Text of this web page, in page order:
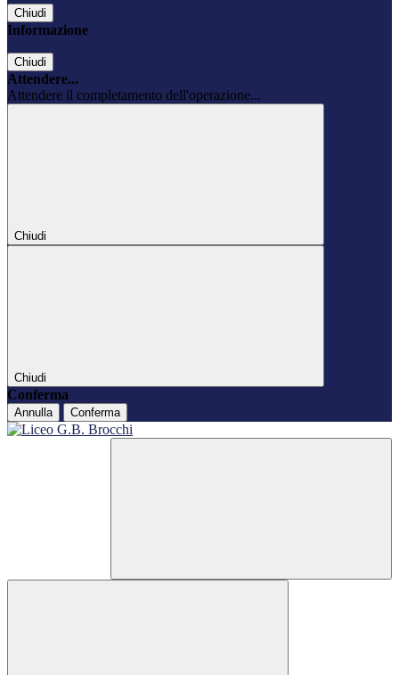
Chiudi
Informazione
Chiudi
Attendere...
Attendere il completamento dell'operazione...
Chiudi
Chiudi
Conferma
Annulla Conferma